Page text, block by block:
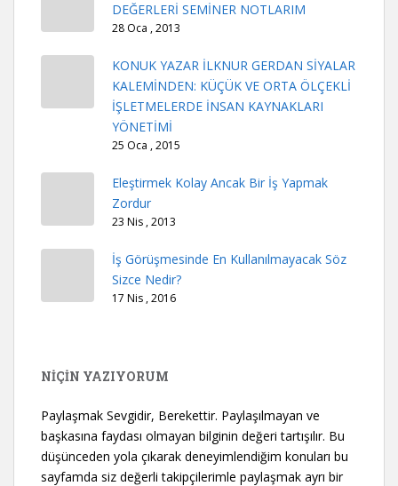
DEĞERLERİ SEMİNER NOTLARIM
28 Oca , 2013
KONUK YAZAR İLKNUR GERDAN SİYALAR
KALEMİNDEN: KÜÇÜK VE ORTA ÖLÇEKLİ
İŞLETMELERDE İNSAN KAYNAKLARI
YÖNETİMİ
25 Oca , 2015
Eleştirmek Kolay Ancak Bir İş Yapmak
Zordur
23 Nis , 2013
İş Görüşmesinde En Kullanılmayacak Söz
Sizce Nedir?
17 Nis , 2016
NİÇİN YAZIYORUM
Paylaşmak Sevgidir, Berekettir. Paylaşılmayan ve
başkasına faydası olmayan bilginin değeri tartışılır. Bu
düşünceden yola çıkarak deneyimlendiğim konuları bu
sayfamda siz değerli takipçilerimle paylaşmak ayrı bir